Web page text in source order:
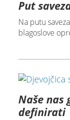
Put
Na putu
blagoslove
Naše nas
definirati